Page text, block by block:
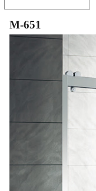
M-651